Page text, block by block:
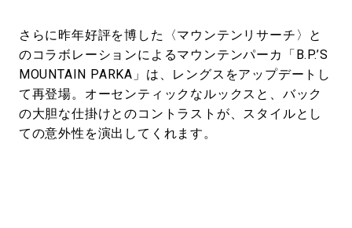
さらに昨年好評を博した〈マウンテンリサーチ〉と
のコラボレーションによるマウンテンパーカ「B.P.’S
MOUNTAIN PARKA」は、レングスをアップデートし
て再登場。オーセンティックなルックスと、バック
の大胆な仕掛けとのコントラストが、スタイルとし
ての意外性を演出してくれます。